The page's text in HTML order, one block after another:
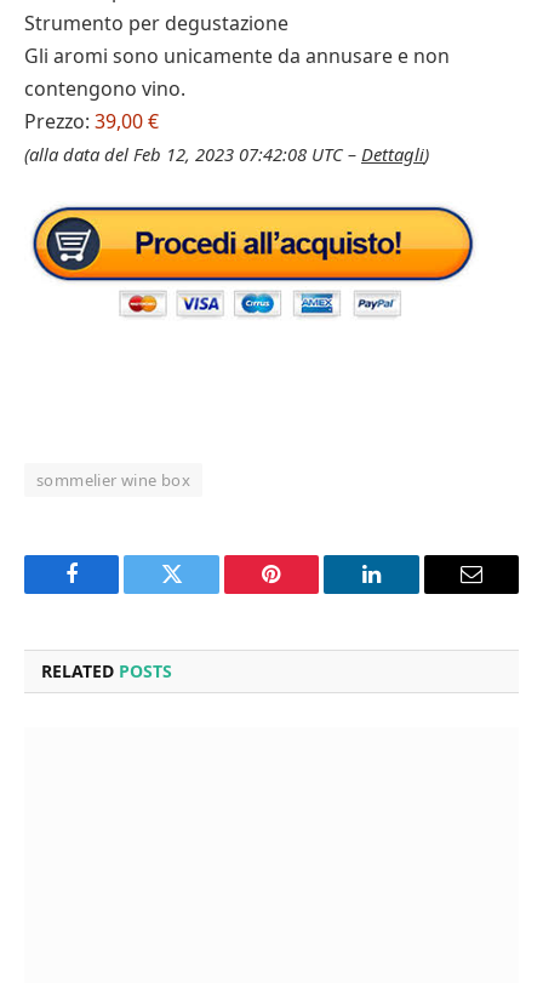
Strumento per degustazione
Gli aromi sono unicamente da annusare e non
contengono vino.
Prezzo: 39,00 €
(alla data del Feb 12, 2023 07:42:08 UTC – Dettagli)
sommelier wine box
Facebook Twitter Pinterest LinkedIn Email
RELATED POSTS